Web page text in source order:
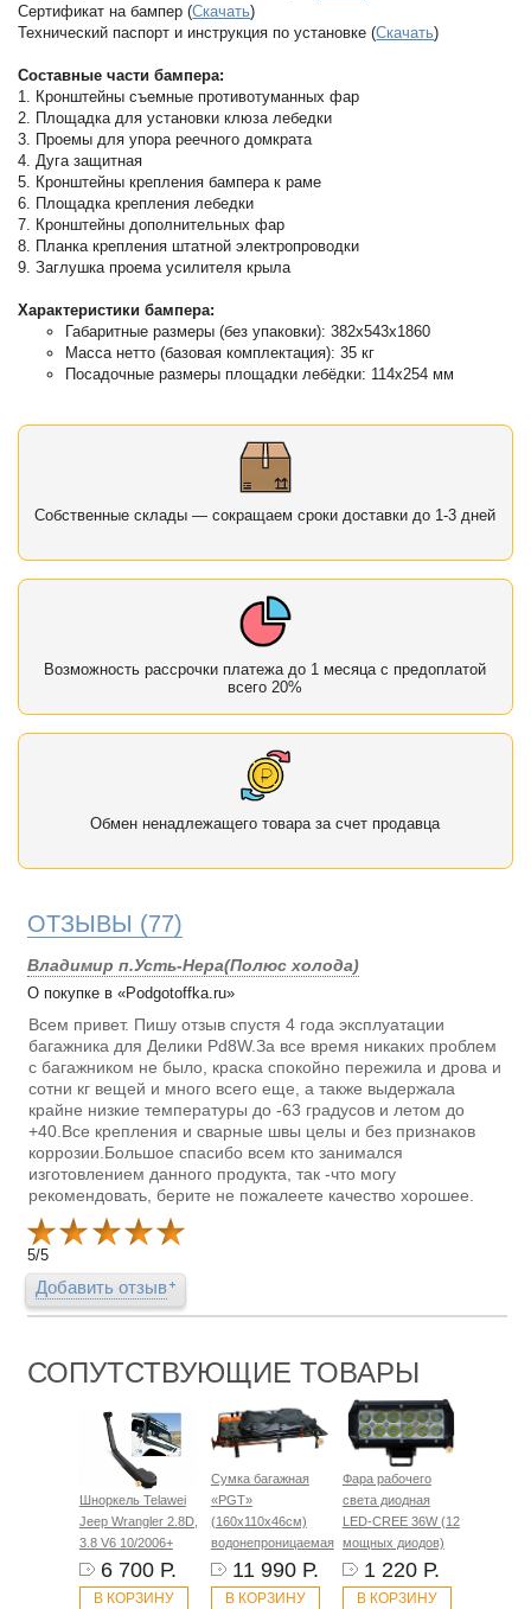
Сертификат на бампер (Скачать)
Технический паспорт и инструкция по установке (Скачать)
Составные части бампера:
1. Кронштейны съемные противотуманных фар
2. Площадка для установки клюза лебедки
3. Проемы для упора реечного домкрата
4. Дуга защитная
5. Кронштейны крепления бампера к раме
6. Площадка крепления лебедки
7. Кронштейны дополнительных фар
8. Планка крепления штатной электропроводки
9. Заглушка проема усилителя крыла
Характеристики бампера:
Габаритные размеры (без упаковки): 382х543х1860
Масса нетто (базовая комплектация): 35 кг
Посадочные размеры площадки лебёдки: 114х254 мм
Собственные склады — сокращаем сроки доставки до 1-3 дней
Возможность рассрочки платежа до 1 месяца с предоплатой
всего 20%
Обмен ненадлежащего товара за счет продавца
ОТЗЫВЫ (77)
Владимир п.Усть-Нера(Полюс холода)
О покупке в «Podgotoffka.ru»
Всем привет. Пишу отзыв спустя 4 года эксплуатации
багажника для Делики Pd8W.За все время никаких проблем
с багажником не было, краска спокойно пережила и дрова и
сотни кг вещей и много всего еще, а также выдержала
крайне низкие температуры до -63 градусов и летом до
+40.Все крепления и сварные швы целы и без признаков
коррозии.Большое спасибо всем кто занимался
изготовлением данного продукта, так -что могу
рекомендовать, берите не пожалеете качество хорошее.
5/5
Добавить отзыв
СОПУТСТВУЮЩИЕ ТОВАРЫ
Шноркель Telawei
Jeep Wrangler 2.8D,
3.8 V6 10/2006+
6 700 Р.
В КОРЗИНУ
Сумка багажная
«PGT»
(160х110х46см)
водонепроницаемая
11 990 Р.
В КОРЗИНУ
Фара рабочего
света диодная
LED-CREE 36W (12
мощных диодов)
1 220 Р.
В КОРЗИНУ